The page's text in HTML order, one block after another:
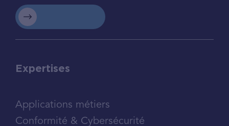
Expertises
Applications métiers
Conformité & Cybersécurité